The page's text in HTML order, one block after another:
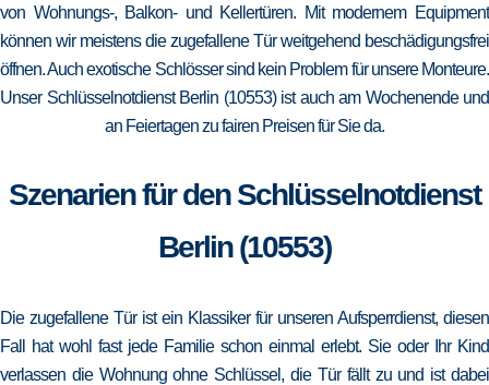
von Wohnungs-, Balkon- und Kellertüren. Mit modernem Equipment
können wir meistens die zugefallene Tür weitgehend beschädigungsfrei
öffnen. Auch exotische Schlösser sind kein Problem für unsere Monteure.
Unser Schlüsselnotdienst Berlin (10553) ist auch am Wochenende und
an Feiertagen zu fairen Preisen für Sie da.
Szenarien für den Schlüsselnotdienst
Berlin (10553)
Die zugefallene Tür ist ein Klassiker für unseren Aufsperrdienst, diesen
Fall hat wohl fast jede Familie schon einmal erlebt. Sie oder Ihr Kind
verlassen die Wohnung ohne Schlüssel, die Tür fällt zu und ist dabei